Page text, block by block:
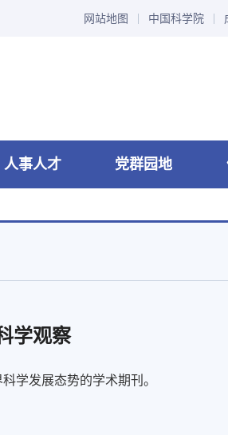
网站地图 中国科学院
人事人才 党群园地
学观察
学发展态势的学术期刊。